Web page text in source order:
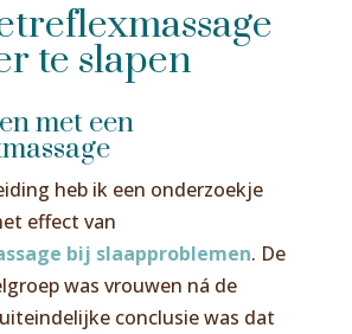
te slapen
met een
heb ik een onderzoekje
effect van
bij slaapproblemen. De
was vrouwen ná de
conclusie was dat